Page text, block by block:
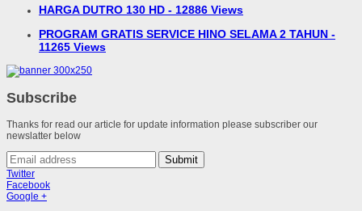
HARGA DUTRO 130 HD - 12886 Views
PROGRAM GRATIS SERVICE HINO SELAMA 2 TAHUN -
11265 Views
Subscribe
Thanks for read our article for update information please subscriber our
newslatter below
Submit
Twitter
Facebook
Google +